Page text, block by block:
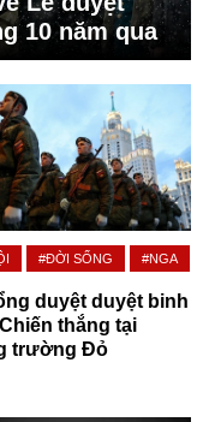
10 năm qua
#ĐỜI SỐNG #NGA
duyệt duyệt binh
thắng tại
trường Đỏ